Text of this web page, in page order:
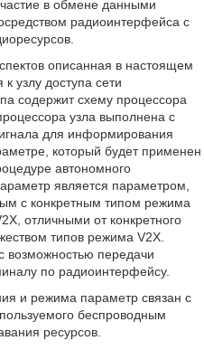
в обмене данными
радиоинтерфейса с
описанная в настоящем
узлу доступа сети
содержит схему процессора
узла выполнена с
для информирования
который будет применен
автономного
является параметром,
с конкретным типом режима
отличными от конкретного
типов режима V2X.
возможностью передачи
по радиоинтерфейсу.
и режима параметр связан с
беспроводным
ресурсов.